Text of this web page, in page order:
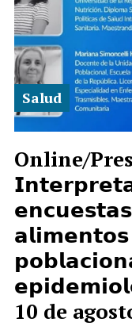
Online/
10 de
Salud